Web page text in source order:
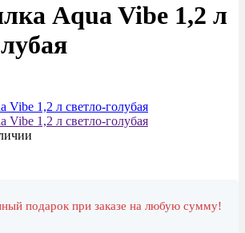
Aqua Vibe 1,2 л
подарок при заказе на любую сумму!